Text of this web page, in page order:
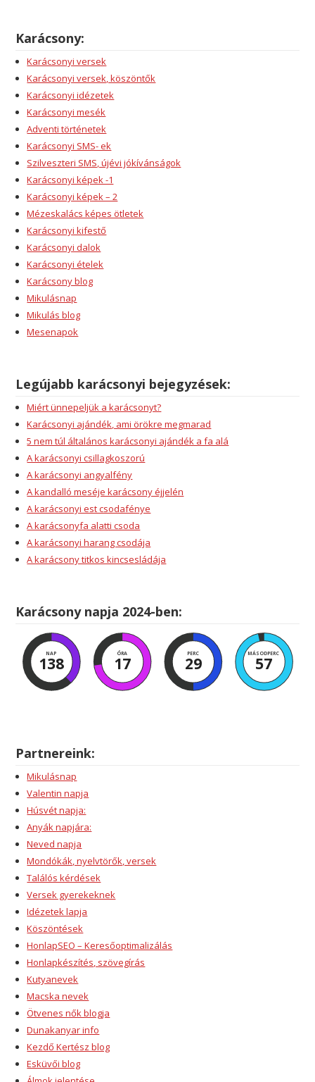
Karácsony:
Karácsonyi versek
Karácsonyi versek, köszöntők
Karácsonyi idézetek
Karácsonyi mesék
Adventi történetek
Karácsonyi SMS- ek
Szilveszteri SMS, újévi jókívánságok
Karácsonyi képek -1
Karácsonyi képek – 2
Mézeskalács képes ötletek
Karácsonyi kifestő
Karácsonyi dalok
Karácsonyi ételek
Karácsony blog
Mikulásnap
Mikulás blog
Mesenapok
Legújabb karácsonyi bejegyzések:
Miért ünnepeljük a karácsonyt?
Karácsonyi ajándék, ami örökre megmarad
5 nem túl általános karácsonyi ajándék a fa alá
A karácsonyi csillagkoszorú
A karácsonyi angyalfény
A kandalló meséje karácsony éjjelén
A karácsonyi est csodafénye
A karácsonyfa alatti csoda
A karácsonyi harang csodája
A karácsony titkos kincsesládája
Karácsony napja 2024-ben:
NAP
138
ÓRA
17
PERC
29
MÁSODPERC
57
Partnereink:
Mikulásnap
Valentin napja
Húsvét napja:
Anyák napjára:
Neved napja
Mondókák, nyelvtörők, versek
Találós kérdések
Versek gyerekeknek
Idézetek lapja
Köszöntések
HonlapSEO – Keresőoptimalizálás
Honlapkészítés, szövegírás
Kutyanevek
Macska nevek
Ötvenes nők blogja
Dunakanyar info
Kezdő Kertész blog
Esküvői blog